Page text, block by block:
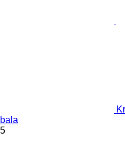
bala
5